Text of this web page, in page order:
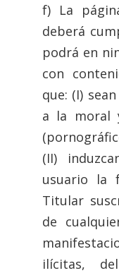
f) La
deberá
podrá en
con
que: (I)
a la moral
(II)
usuario la
Titular
de
ilícitas,